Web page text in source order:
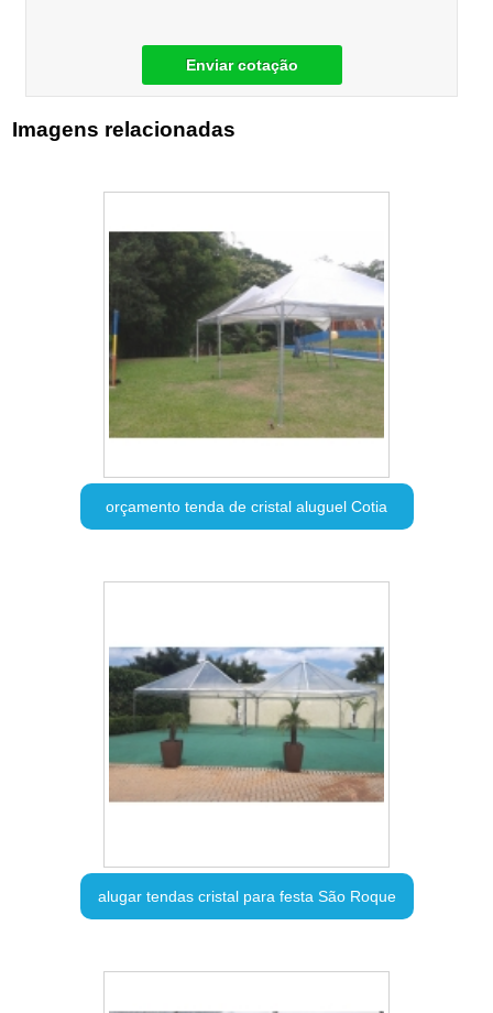
Enviar cotação
Imagens relacionadas
orçamento tenda de cristal aluguel Cotia
alugar tendas cristal para festa São Roque